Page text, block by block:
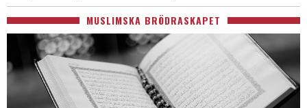
MUSLIMSKA BRÖDRASKAPET